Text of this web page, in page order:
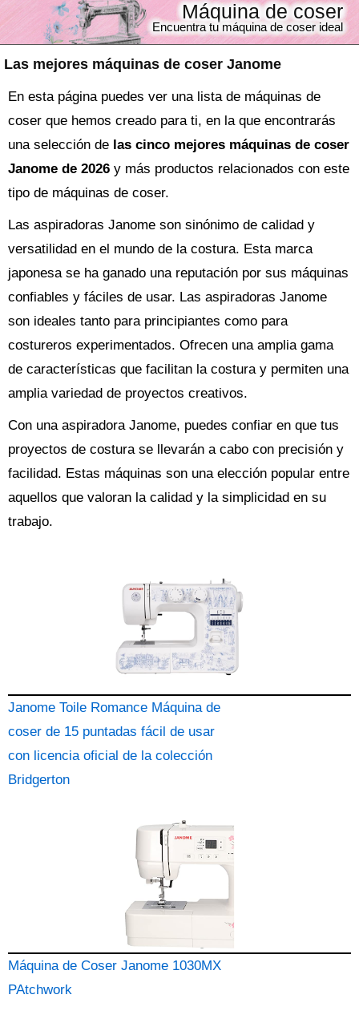
Las mejores máquinas de coser Janome
Máquina de coser
Encuentra tu máquina de coser ideal
En esta página puedes ver una lista de máquinas de
coser que hemos creado para ti, en la que encontrarás
una selección de las cinco mejores máquinas de coser
Janome de 2026 y más productos relacionados con este
tipo de máquinas de coser.
Las aspiradoras Janome son sinónimo de calidad y
versatilidad en el mundo de la costura. Esta marca
japonesa se ha ganado una reputación por sus máquinas
confiables y fáciles de usar. Las aspiradoras Janome
son ideales tanto para principiantes como para
costureros experimentados. Ofrecen una amplia gama
de características que facilitan la costura y permiten una
amplia variedad de proyectos creativos.
Con una aspiradora Janome, puedes confiar en que tus
proyectos de costura se llevarán a cabo con precisión y
facilidad. Estas máquinas son una elección popular entre
aquellos que valoran la calidad y la simplicidad en su
trabajo.
Janome Toile Romance Máquina de
coser de 15 puntadas fácil de usar
con licencia oficial de la colección
Bridgerton
Máquina de Coser Janome 1030MX
PAtchwork